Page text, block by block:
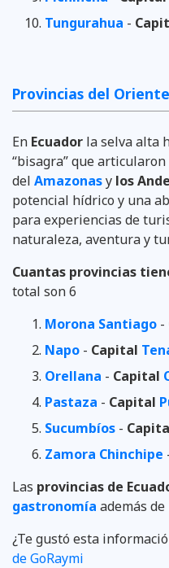
Tungurahua -
Provincias del Oriente
En Ecuador la selva alta
“bisagra” que
del Amazonasy los
potencial hídrico y una
para experiencias de
naturaleza, aventura y
Cuantas provincias
total son 6
Morona Santiago -
Napo - Capital
Orellana - Capital
Pastaza - Capital
Sucumbíos -
Zamora Chinchipe
Las provincias de
gastronomía además
¿Te gustó esta
de GoRaymi